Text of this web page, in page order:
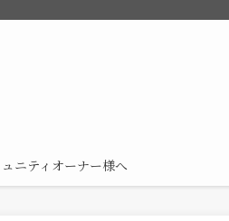
ニティオーナー様へ